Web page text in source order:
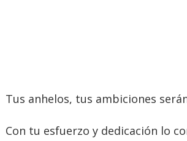
Tus anhelos, tus ambiciones
Con tu esfuerzo y dedicación lo